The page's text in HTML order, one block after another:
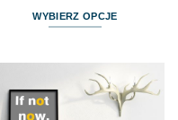
WYBIERZ OPCJE
wiele
wariantów.